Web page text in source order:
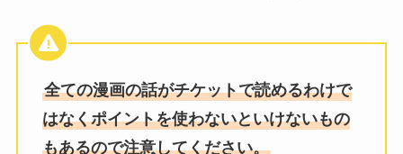
全ての漫画の話がチケットで読めるわけで
はなくポイントを使わないといけないもの
もあるので注意してください。